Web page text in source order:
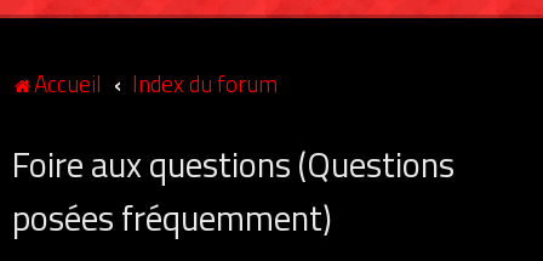
Accueil Index du forum
Foire aux questions (Questions
posées fréquemment)